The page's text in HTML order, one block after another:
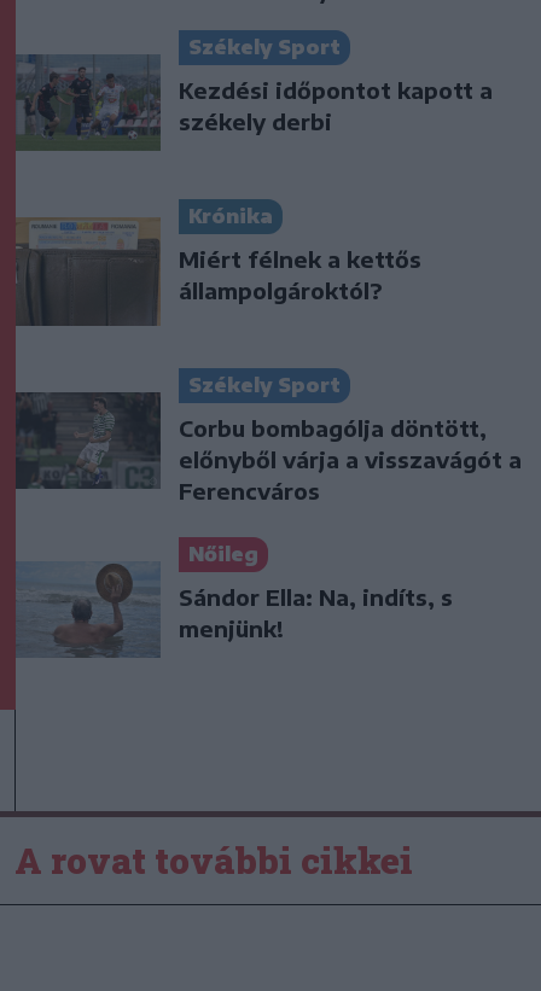
Székely Sport
Kezdési időpontot kapott a
székely derbi
Krónika
Miért félnek a kettős
állampolgároktól?
Székely Sport
Corbu bombagólja döntött,
előnyből várja a visszavágót a
Ferencváros
Nőileg
Sándor Ella: Na, indíts, s
menjünk!
A rovat további cikkei